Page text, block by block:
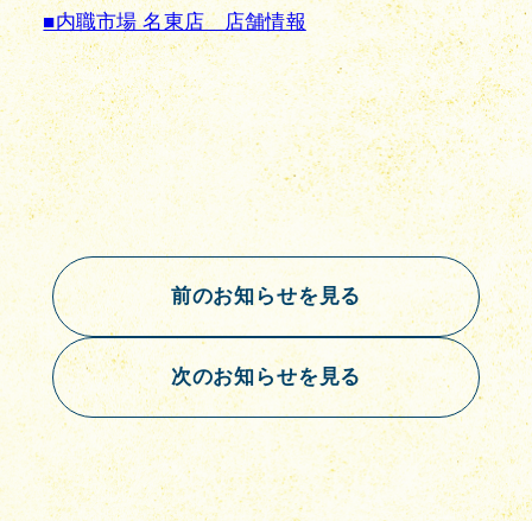
■内職市場 名東店　店舗情報
前のお知らせを見る
次のお知らせを見る